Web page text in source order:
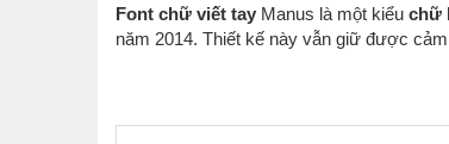
Font chữ viết tay Manus là một kiểu chữ
năm 2014. Thiết kế này vẫn giữ được